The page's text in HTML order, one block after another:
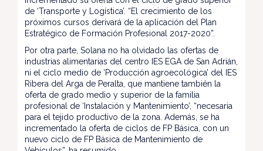
de ‘Transporte y Logística’. “El crecimiento de los
próximos cursos derivará de la aplicación del Plan
Estratégico de Formación Profesional 2017-2020”.
Por otra parte, Solana no ha olvidado las ofertas de
industrias alimentarias del centro IES EGA de San Adrián,
ni el ciclo medio de ‘Producción agroecológica’ del IES
Ribera del Arga de Peralta, que mantiene también la
oferta de grado medio y superior de la familia
profesional de ‘Instalación y Mantenimiento’, “necesaria
para el tejido productivo de la zona. Además, se ha
incrementado la oferta de ciclos de FP Básica, con un
nuevo ciclo de FP Básica de Mantenimiento de